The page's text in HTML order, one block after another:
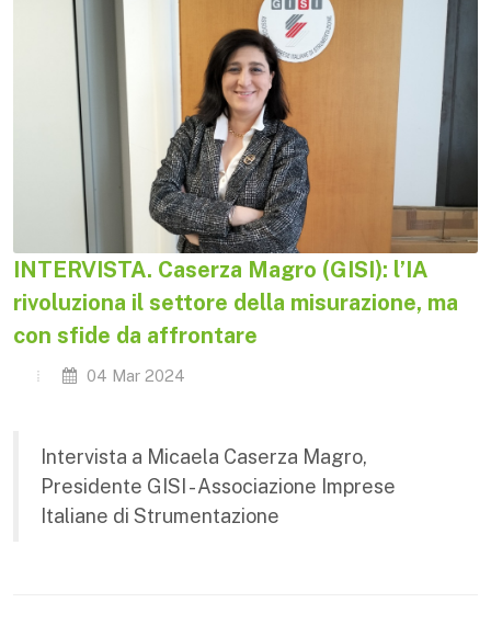
INTERVISTA. Caserza Magro (GISI): l’IA
rivoluziona il settore della misurazione, ma
con sfide da affrontare
04 Mar 2024
Intervista a Micaela Caserza Magro,
Presidente GISI - Associazione Imprese
Italiane di Strumentazione